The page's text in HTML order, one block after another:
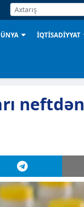
İQTİSADİYYAT
neftdən